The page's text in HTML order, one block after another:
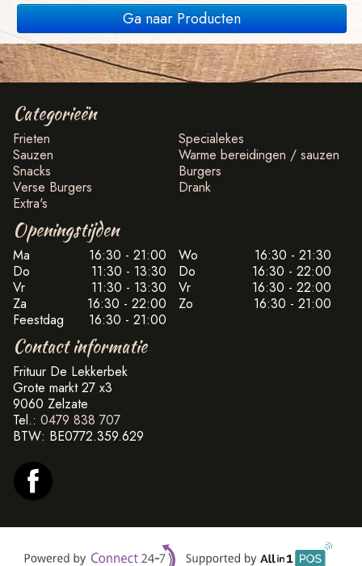
Ga naar Producten
Categorieën
Frieten
Specialekes
Sauzen
Warme bereidingen / sauzen
Snacks
Burgers
Verse Burgers
Drank
Extra's
Openingstijden
Ma 16:30 - 21:00 Wo
16:30 - 21:30
Do
11:30 - 13:30 Do
16:30 - 22:00
Vr
11:30 - 13:30 Vr
16:30 - 22:00
Za
16:30 - 22:00 Zo
16:30 - 21:00
Feestdag
16:30 - 21:00
Contact informatie
Frituur De Lekkerbek
Grote markt 27 x3
9060 Zelzate
Tel.: 0479 838 707
BTW: BE0772.359.629
Powered by Connect24-7